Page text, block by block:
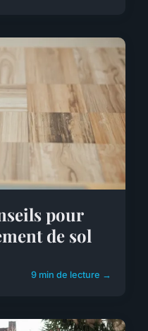
pour
de sol
9 min de lecture →